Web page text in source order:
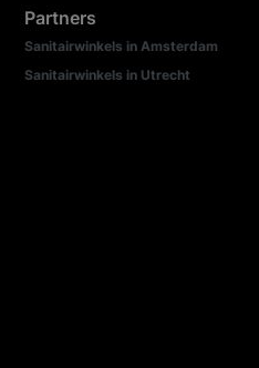
Partners
Sanitairwinkels in Amsterdam
Sanitairwinkels in Utrecht